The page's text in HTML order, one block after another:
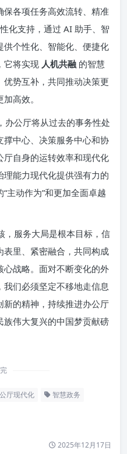
各项任务高效流转、精准
化支持，通过 AI 助手、智
个性化、智能化、便捷化
它将实现 人机共融 的智慧
势互补，共同推动决策更
高效。
办公厅将从过去的事务性处
中心、决策服务中心和协
自身的运转效率和现代化
能力现代化提供强有力的
主动作为”和更加全面卓越
，服务大局是根本目标，信
里、紧密融合，共同构成
战略。面对不断变化的外
们必须坚定不移地走信息
的精神，持续推进办公厅
伟大复兴的中国梦贡献磅
厅现代化 智慧政务
2025年12月17日